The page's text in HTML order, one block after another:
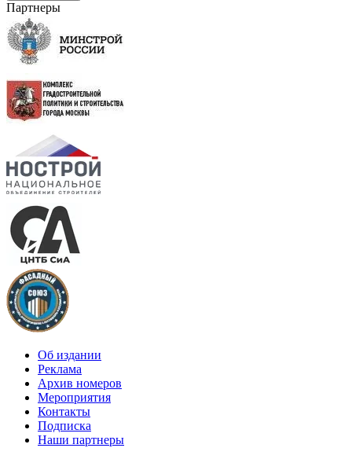
Партнеры
Об издании
Реклама
Архив номеров
Мероприятия
Контакты
Подписка
Наши партнеры